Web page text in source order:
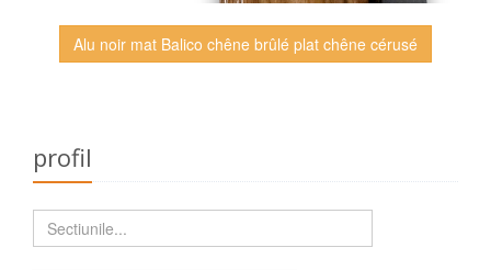
Alu noir mat Balico chêne brûlé plat chêne cérusé
profil